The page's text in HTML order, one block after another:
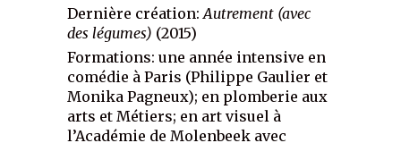
Dernière création:Autrement (avec
des légumes) (2015)
Formations: une année intensive en
comédie à Paris (Philippe Gaulier et
Monika Pagneux); en plomberie aux
arts et Métiers; en art visuel à
l’Académie de Molenbeek avec